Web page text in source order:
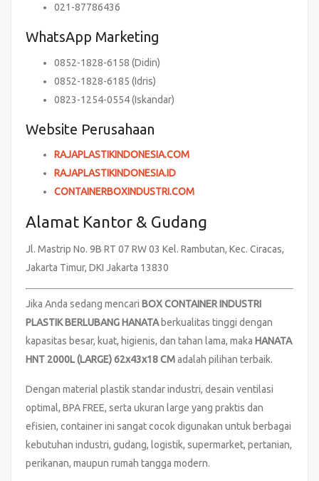
021-87786436
WhatsApp Marketing
0852-1828-6158 (Didin)
0852-1828-6185 (Idris)
0823-1254-0554 (Iskandar)
Website Perusahaan
RAJAPLASTIKINDONESIA.COM
RAJAPLASTIKINDONESIA.ID
CONTAINERBOXINDUSTRI.COM
Alamat Kantor & Gudang
Jl. Mastrip No. 9B RT 07 RW 03 Kel. Rambutan, Kec. Ciracas,
Jakarta Timur, DKI Jakarta 13830
Jika Anda sedang mencari BOX CONTAINER INDUSTRI
PLASTIK BERLUBANG HANATAberkualitas tinggi dengan
kapasitas besar, kuat, higienis, dan tahan lama, maka HANATA
HNT 2000L (LARGE) 62x43x18 CMadalah pilihan terbaik.
Dengan material plastik standar industri, desain ventilasi
optimal, BPA FREE, serta ukuran large yang praktis dan
efisien, container ini sangat cocok digunakan untuk berbagai
kebutuhan industri, gudang, logistik, supermarket, pertanian,
perikanan, maupun rumah tangga modern.